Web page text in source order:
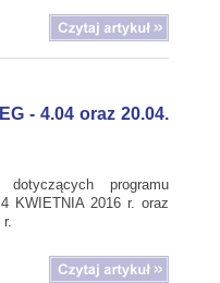
- 4.04 oraz 20.04.
programu
KWIETNIA 2016 r. oraz